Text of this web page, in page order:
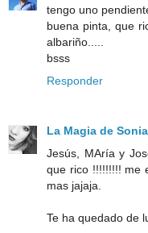
tengo uno
buena pinta, que
albariño.....
bsss
Responder
La Magia de Sonia
Jesús, MAría y
que rico !!!!!!!!! me
mas jajaja.
Te ha quedado de